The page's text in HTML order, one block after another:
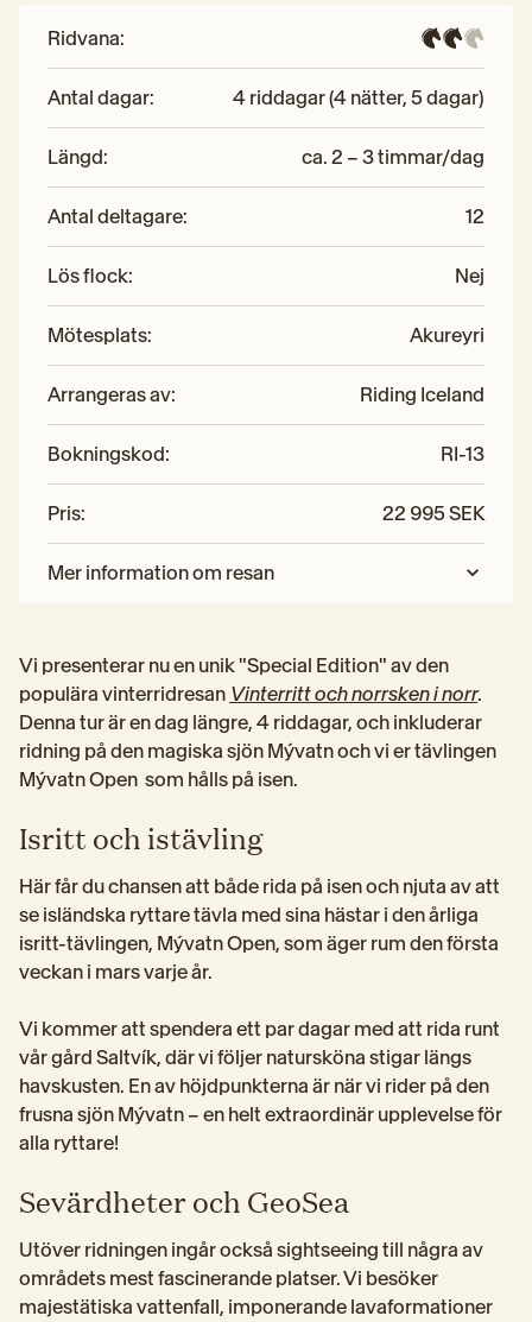
Ridvana:
Antal dagar: 4 riddagar (4 nätter, 5 dagar)
Längd: ca. 2 – 3 timmar/dag
Antal deltagare: 12
Lös flock: Nej
Mötesplats: Akureyri
Arrangeras av: Riding Iceland
Bokningskod: RI-13
Pris: 22 995 SEK
Mer information om resan
Vi presenterar nu en unik "Special Edition" av den
populära vinterridresan Vinterritt och norrsken i norr.
Denna tur är en dag längre, 4 riddagar, och inkluderar
ridning på den magiska sjön Mývatn och vi er tävlingen
Mývatn Open  som hålls på isen.
Isritt och istävling
Här får du chansen att både rida på isen och njuta av att
se isländska ryttare tävla med sina hästar i den årliga
isritt-tävlingen, Mývatn Open, som äger rum den första
veckan i mars varje år.
Vi kommer att spendera ett par dagar med att rida runt
vår gård Saltvík, där vi följer natursköna stigar längs
havskusten. En av höjdpunkterna är när vi rider på den
frusna sjön Mývatn – en helt extraordinär upplevelse för
alla ryttare!
Sevärdheter och GeoSea
Utöver ridningen ingår också sightseeing till några av
områdets mest fascinerande platser. Vi besöker
majestätiska vattenfall, imponerande lavaformationer